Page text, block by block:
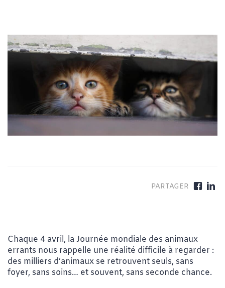
Chaque 4 avril, la Journée mondiale des animaux
errants nous rappelle une réalité difficile à regarder :
des milliers d’animaux se retrouvent seuls, sans
foyer, sans soins… et souvent, sans seconde chance.